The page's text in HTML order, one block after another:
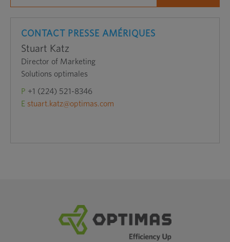
CONTACT PRESSE AMÉRIQUES
Stuart Katz
Director of Marketing
Solutions optimales
P +1 (224) 521-8346
E stuart.katz@optimas.com